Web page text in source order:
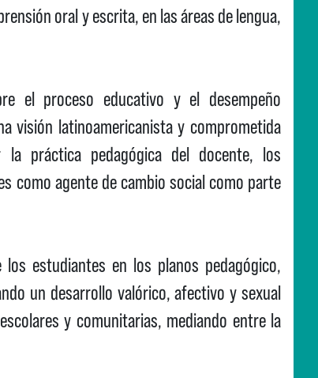
oral y escrita, en las áreas de lengua,
el proceso educativo y el desempeño
visión latinoamericanista y comprometida
práctica pedagógica del docente, los
como agente de cambio social como parte
estudiantes en los planos pedagógico,
un desarrollo valórico, afectivo y sexual
y comunitarias, mediando entre la